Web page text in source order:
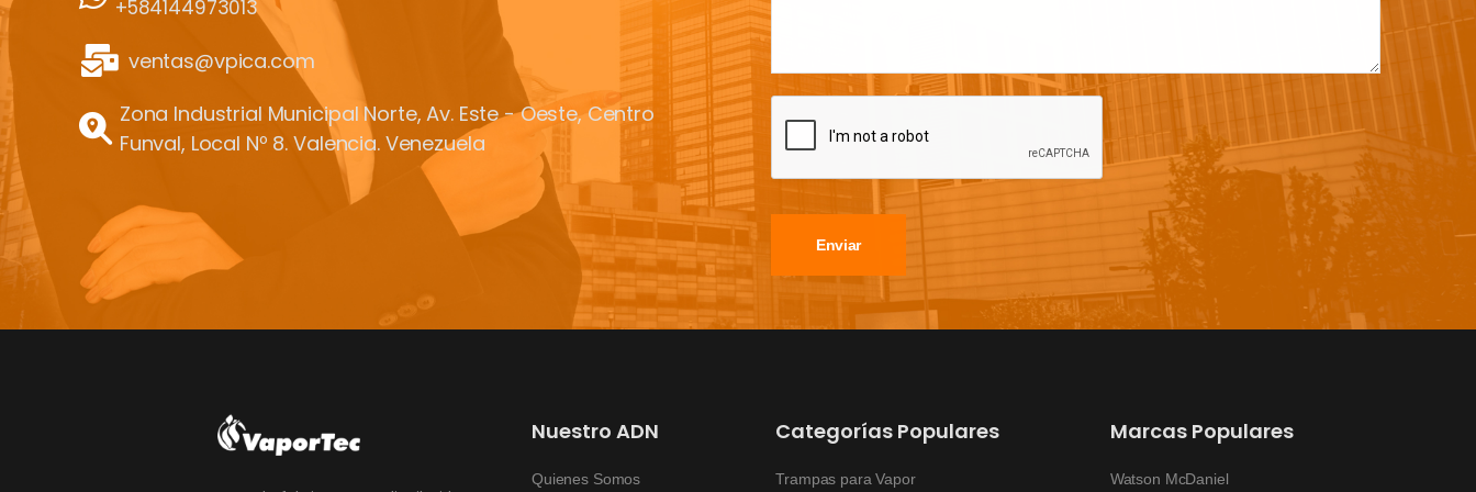
+584144973013
ventas@vpica.com
Zona Industrial Municipal Norte, Av. Este - Oeste, Centro
Funval, Local Nº 8. Valencia. Venezuela
Enviar
Nuestro ADN
Quienes Somos
Categorías Populares
Trampas para Vapor
Marcas Populares
Watson McDaniel